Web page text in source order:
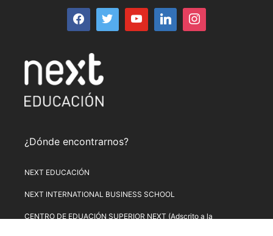
¿Dónde encontrarnos?
NEXT EDUCACIÓN
NEXT INTERNATIONAL BUSINESS SCHOOL
CENTRO DE EDUACIÓN SUPERIOR NEXT (Adscrito a la